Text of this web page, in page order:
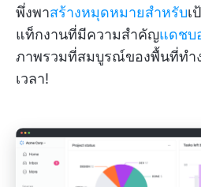
พึ่งพาสร้างหมุดหมายสำหรับเ
แท็กงานที่มีความสำคัญแดชบ
ภาพรวมที่สมบูรณ์ของพื้นที่ท
เวลา!